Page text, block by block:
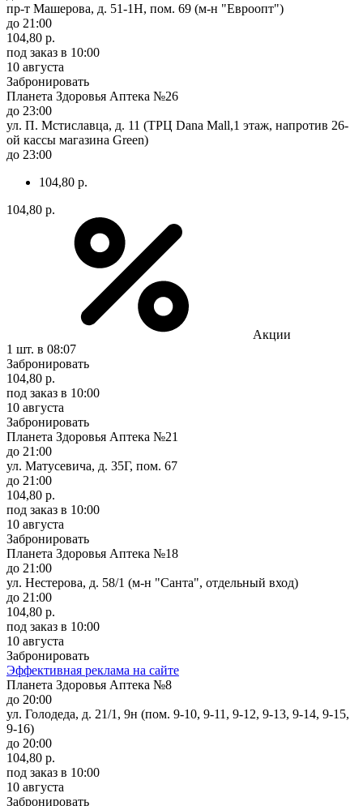
пр-т Машерова, д. 51-1Н, пом. 69 (м-н "Евроопт")
до 21:00
104,80 р.
под заказ в 10:00
10 августа
Забронировать
Планета Здоровья Аптека №26
до 23:00
ул. П. Мстиславца, д. 11 (ТРЦ Dana Mall,1 этаж, напротив 26-
ой кассы магазина Green)
до 23:00
104,80 р.
104,80 р.
Акции
1 шт. в 08:07
Забронировать
104,80 р.
под заказ в 10:00
10 августа
Забронировать
Планета Здоровья Аптека №21
до 21:00
ул. Матусевича, д. 35Г, пом. 67
до 21:00
104,80 р.
под заказ в 10:00
10 августа
Забронировать
Планета Здоровья Аптека №18
до 21:00
ул. Нестерова, д. 58/1 (м-н "Санта", отдельный вход)
до 21:00
104,80 р.
под заказ в 10:00
10 августа
Забронировать
Эффективная реклама на сайте
Планета Здоровья Аптека №8
до 20:00
ул. Голодеда, д. 21/1, 9н (пом. 9-10, 9-11, 9-12, 9-13, 9-14, 9-15,
9-16)
до 20:00
104,80 р.
под заказ в 10:00
10 августа
Забронировать